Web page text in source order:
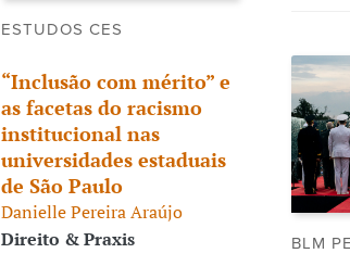
ESTUDOS CES
“Inclusão com mérito” e
as facetas do racismo
institucional nas
universidades estaduais
de São Paulo
Danielle Pereira Araújo
Direito & Praxis
BLM